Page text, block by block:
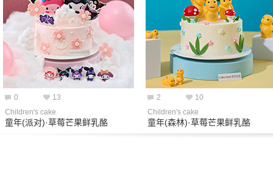
0
13
Children's cake
童年(派对)·草莓芒果鲜乳酪
2
10
Children's cake
童年(森林)·草莓芒果鲜乳酪